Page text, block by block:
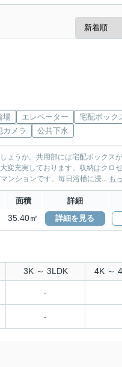
場 エレベーター
宅配ボック
カメラ
公共下水
うか。共用部には宅配ボックス
変充実しております。収納はクロ
ンションです。毎日浴槽に浸... も
面積 詳細
35.40㎡ 詳細を見る
3K ～ 3LDK 4K ～
-
-